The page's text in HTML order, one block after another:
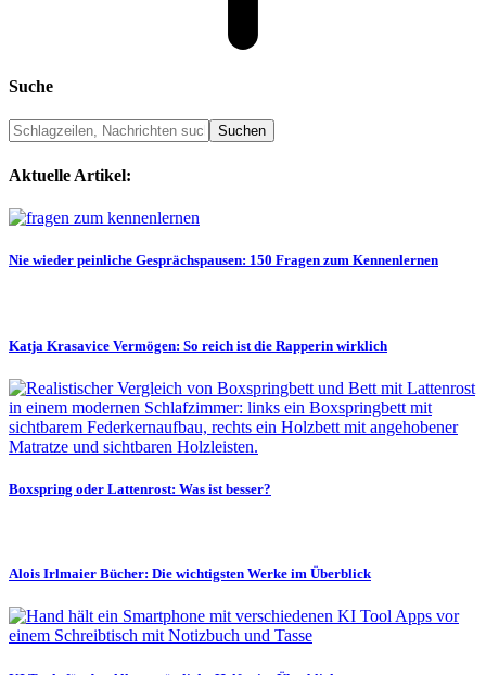
Suche
Aktuelle Artikel:
Nie wieder peinliche Gesprächspausen: 150 Fragen zum Kennenlernen
Katja Krasavice Vermögen: So reich ist die Rapperin wirklich
Boxspring oder Lattenrost: Was ist besser?
Alois Irlmaier Bücher: Die wichtigsten Werke im Überblick